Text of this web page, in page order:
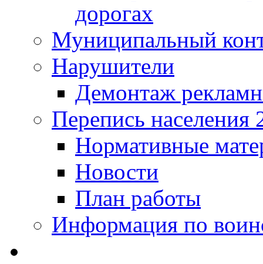
дорогах
Муниципальный
Нарушители
Демонтаж
Перепись населения
Нормативные
Новости
План работы
Информация по